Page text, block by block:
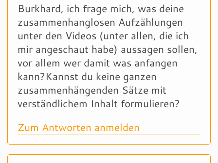
Burkhard, ich frage mich, was deine
zusammenhanglosen Aufzählungen
unter den Videos (unter allen, die ich
mir angeschaut habe) aussagen sollen,
vor allem wer damit was anfangen
kann?Kannst du keine ganzen
zusammenhängenden Sätze mit
verständlichem Inhalt formulieren?
Zum Antworten anmelden